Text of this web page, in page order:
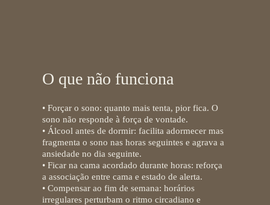
O que não funciona
• Forçar o sono: quanto mais tenta, pior fica. O
sono não responde à força de vontade.
• Álcool antes de dormir: facilita adormecer mas
fragmenta o sono nas horas seguintes e agrava a
ansiedade no dia seguinte.
• Ficar na cama acordado durante horas: reforça
a associação entre cama e estado de alerta.
• Compensar ao fim de semana: horários
irregulares perturbam o ritmo circadiano e